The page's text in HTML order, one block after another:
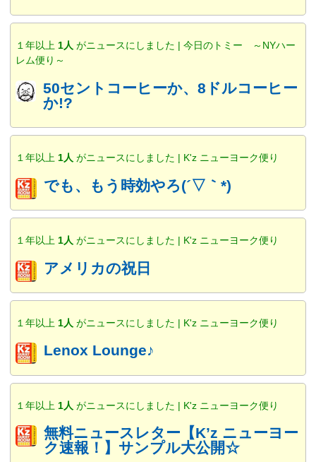
１年以上 1人 がニュースにしました | 今日のトミー ～NYハー
レム便り～
50セントコーヒーか、8ドルコーヒー
か!?
１年以上 1人 がニュースにしました | K'z ニューヨーク便り
でも、もう時効やろ(´▽｀*)
１年以上 1人 がニュースにしました | K'z ニューヨーク便り
アメリカの祝日
１年以上 1人 がニュースにしました | K'z ニューヨーク便り
Lenox Lounge♪
１年以上 1人 がニュースにしました | K'z ニューヨーク便り
無料ニュースレター【K’z ニューヨー
ク速報！】サンプル大公開☆